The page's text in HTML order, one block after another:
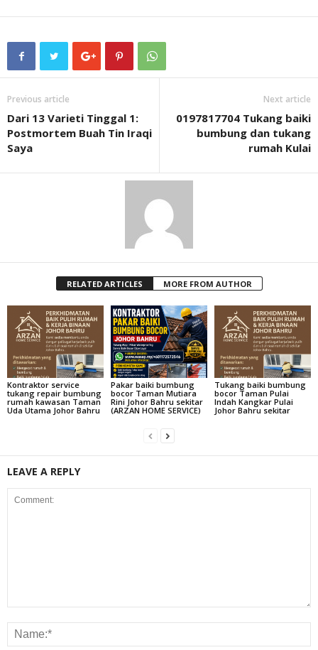
Previous article
Dari 13 Varieti Tinggal 1:
Postmortem Buah Tin Iraqi
Saya
Next article
0197817704 Tukang baiki
bumbung dan tukang
rumah Kulai
RELATED ARTICLES MORE FROM AUTHOR
Kontraktor service
tukang repair bumbung
rumah kawasan Taman
Uda Utama Johor Bahru
Pakar baiki bumbung
bocor Taman Mutiara
Rini Johor Bahru sekitar
(ARZAN HOME SERVICE)
Tukang baiki bumbung
bocor Taman Pulai
Indah Kangkar Pulai
Johor Bahru sekitar
LEAVE A REPLY